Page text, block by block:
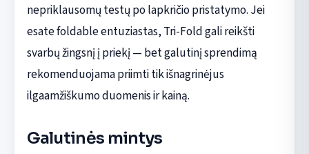
nepriklausomų testų po lapkričio pristatymo. Jei
esate foldable entuziastas, Tri-Fold gali reikšti
svarbų žingsnį į priekį — bet galutinį sprendimą
rekomenduojama priimti tik išnagrinėjus
ilgaamžiškumo duomenis ir kainą.
Galutinės mintys